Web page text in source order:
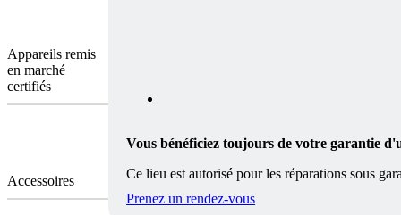
Appareils remis
en marché
certifiés
Accessoires
Vous bénéficiez toujours de votre garantie
Ce lieu est autorisé pour les réparations sous
Prenez un rendez-vous